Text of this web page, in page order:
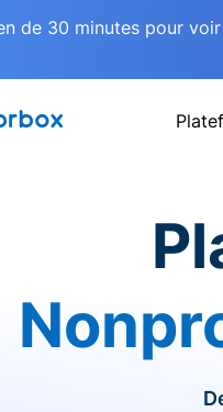
de 30 minutes pour